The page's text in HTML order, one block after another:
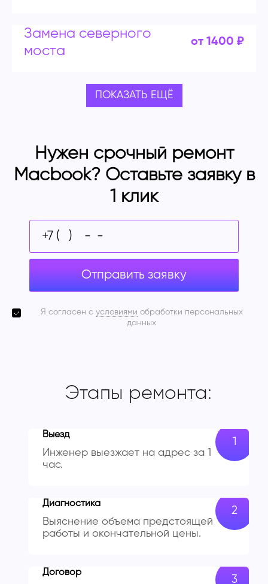
Замена северного
моста
от 1400 ₽
ПОКАЗАТЬ ЕЩЁ
Нужен срочный ремонт
Macbook? Оставьте заявку в
1 клик
Отправить заявку
Я согласен с условиями обработки персональных
данных
Этапы ремонта:
Выезд
Инженер выезжает на адрес за 1
час.
Диагностика
Выяснение объема предстоящей
работы и окончательной цены.
Договор